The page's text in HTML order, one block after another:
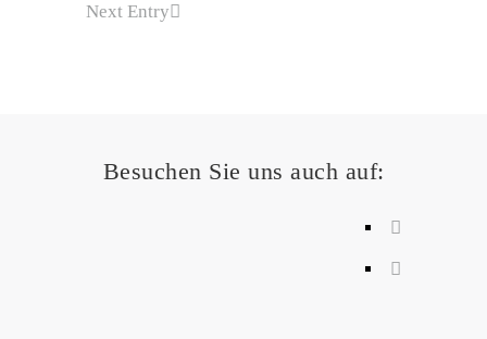
Next Entry
Besuchen Sie uns auch auf: